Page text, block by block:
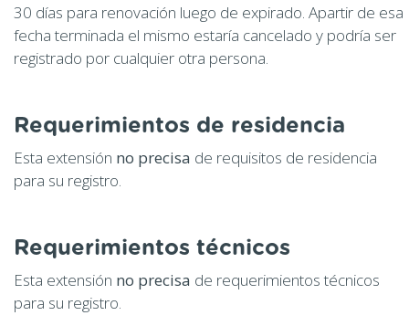
30 días para renovación luego de expirado. Apartir de esa
fecha terminada el mismo estaría cancelado y podría ser
registrado por cualquier otra persona.
Requerimientos de residencia
Esta extensión no precisa de requisitos de residencia
para su registro.
Requerimientos técnicos
Esta extensión no precisa de requerimientos técnicos
para su registro.